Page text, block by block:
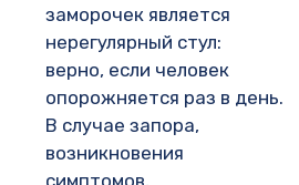
заморочек является
нерегулярный стул:
верно, если человек
опорожняется раз в день.
В случае запора,
возникновения